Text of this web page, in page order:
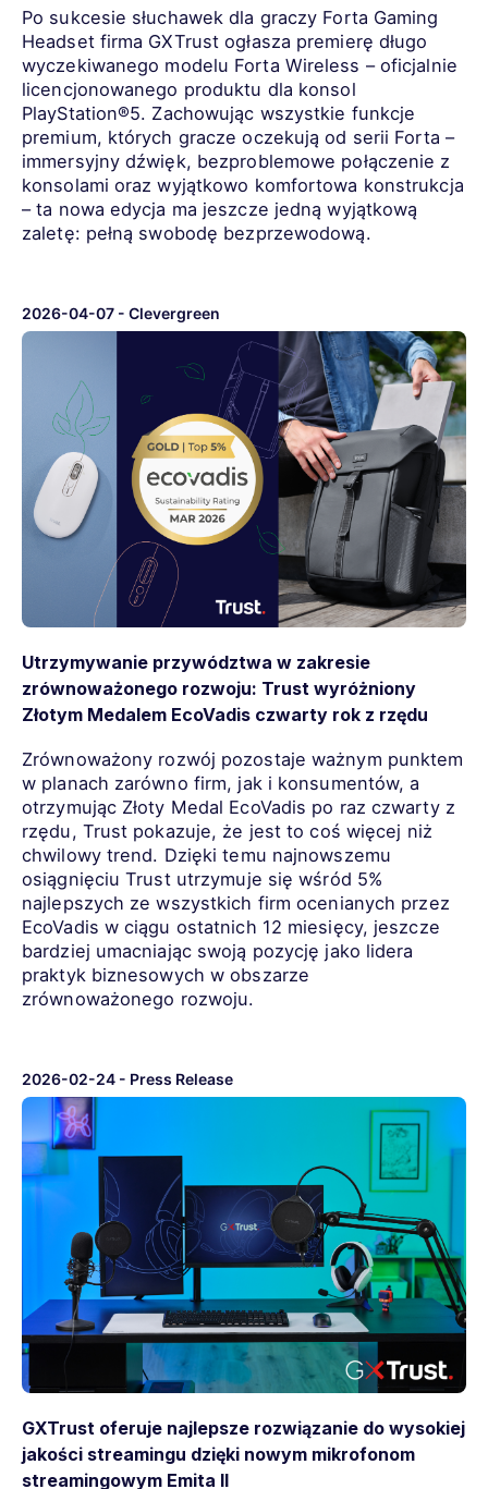
Po sukcesie słuchawek dla graczy Forta Gaming
Headset firma GXTrust ogłasza premierę długo
wyczekiwanego modelu Forta Wireless – oficjalnie
licencjonowanego produktu dla konsol
PlayStation®5. Zachowując wszystkie funkcje
premium, których gracze oczekują od serii Forta –
immersyjny dźwięk, bezproblemowe połączenie z
konsolami oraz wyjątkowo komfortowa konstrukcja
– ta nowa edycja ma jeszcze jedną wyjątkową
zaletę: pełną swobodę bezprzewodową.
2026-04-07 - Clevergreen
Utrzymywanie przywództwa w zakresie
zrównoważonego rozwoju: Trust wyróżniony
Złotym Medalem EcoVadis czwarty rok z rzędu
Zrównoważony rozwój pozostaje ważnym punktem
w planach zarówno firm, jak i konsumentów, a
otrzymując Złoty Medal EcoVadis po raz czwarty z
rzędu, Trust pokazuje, że jest to coś więcej niż
chwilowy trend. Dzięki temu najnowszemu
osiągnięciu Trust utrzymuje się wśród 5%
najlepszych ze wszystkich firm ocenianych przez
EcoVadis w ciągu ostatnich 12 miesięcy, jeszcze
bardziej umacniając swoją pozycję jako lidera
praktyk biznesowych w obszarze
zrównoważonego rozwoju.
2026-02-24 - Press Release
GXTrust oferuje najlepsze rozwiązanie do wysokiej
jakości streamingu dzięki nowym mikrofonom
streamingowym Emita II